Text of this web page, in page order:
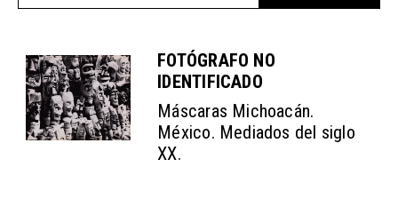
FOTÓGRAFO NO
IDENTIFICADO
Máscaras Michoacán.
México. Mediados del siglo
XX.